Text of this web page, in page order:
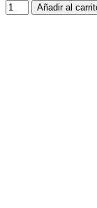
Añadir al